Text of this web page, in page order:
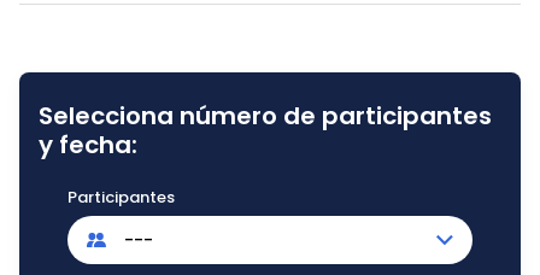
Selecciona número de participantes
y fecha:
Participantes
---